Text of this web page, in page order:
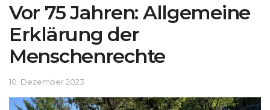
Vor 75 Jahren: Allgemeine
Erklärung der
Menschenrechte
10. Dezember 2023